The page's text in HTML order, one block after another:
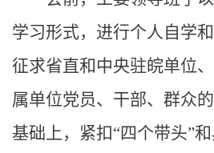
学习形式，进行个人自学
征求省直和中央驻皖单位
属单位党员、干部、群众
基础上，紧扣“四个带头”